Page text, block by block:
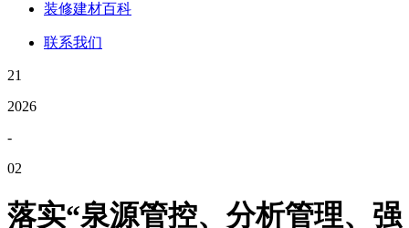
装修建材百科
联系我们
21
2026
-
02
落实“泉源管控、分析管理、强